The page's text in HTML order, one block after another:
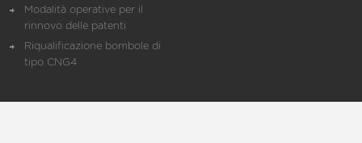
Modalità operative per il
rinnovo delle patenti
Riqualificazione bombole di
tipo CNG4